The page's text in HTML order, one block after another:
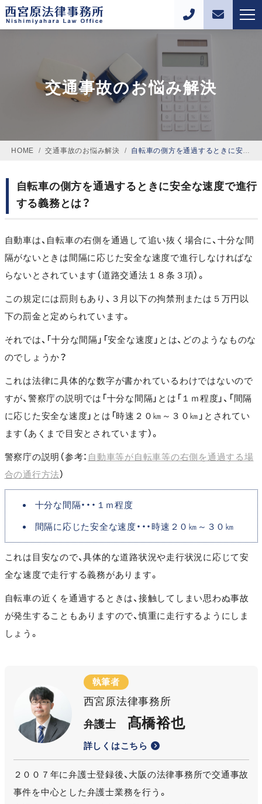
交通事故のお悩み解決
HOME / 交通事故のお悩み解決 / 自転車の側方を通過するときに安全な速度で進行する義務とは？
自転車の側方を通過するときに安全な速度で進行
する義務とは？
自動車は、自転車の右側を通過して追い抜く場合に、十分な間
隔がないときは間隔に応じた安全な速度で進行しなければな
らないとされています（道路交通法１８条３項）。
この規定には罰則もあり、３月以下の拘禁刑または５万円以
下の罰金と定められています。
それでは、「十分な間隔」「安全な速度」とは、どのようなものな
のでしょうか？
これは法律に具体的な数字が書かれているわけではないので
すが、警察庁の説明では「十分な間隔」とは「１ｍ程度」、「間隔
に応じた安全な速度」とは「時速２０㎞～３０㎞」とされてい
ます（あくまで目安とされています）。
警察庁の説明（参考： 自動車等が自転車等の右側を通過する場
合の通行方法）
十分な間隔・・・１ｍ程度
間隔に応じた安全な速度・・・時速２０㎞～３０㎞
これは目安なので、具体的な道路状況や走行状況に応じて安
全な速度で走行する義務があります。
自転車の近くを通過するときは、接触してしまい思わぬ事故
が発生することもありますので、慎重に走行するようにしま
しょう。
執筆者
西宮原法律事務所
弁護士 髙橋裕也
詳しくはこちら
２００７年に弁護士登録後、大阪の法律事務所で交通事故
事件を中心とした弁護士業務を行う。